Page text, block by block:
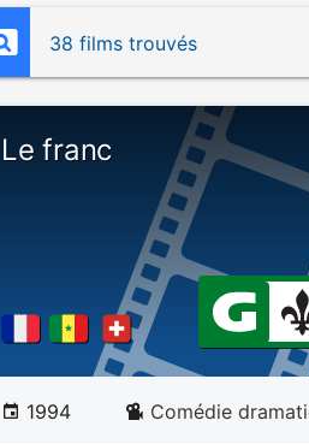
38 films trouvés
Le franc
1994 Comédie